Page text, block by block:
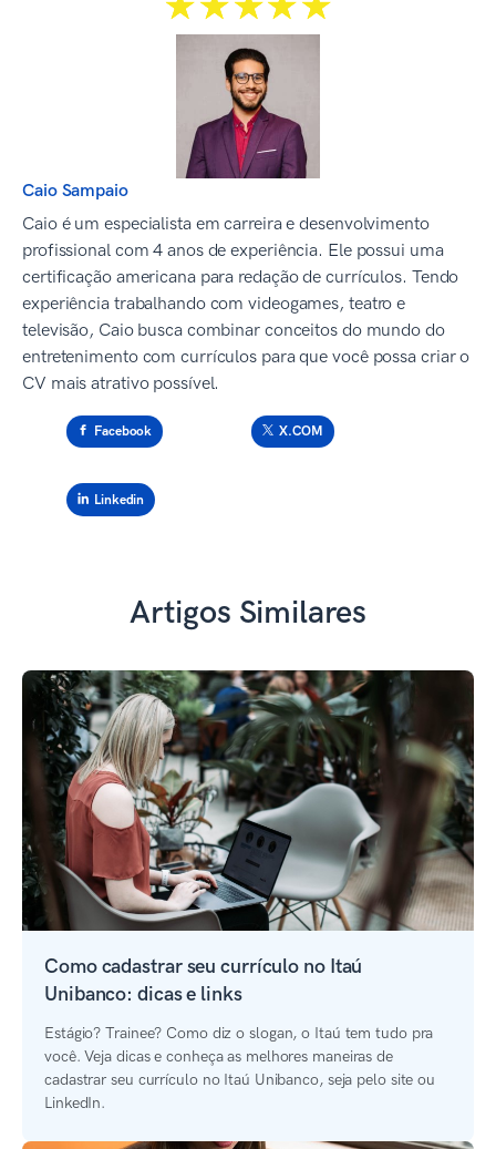
☆☆☆☆☆
★★★★★
Caio Sampaio
Caio é um especialista em carreira e desenvolvimento
profissional com 4 anos de experiência. Ele possui uma
certificação americana para redação de currículos. Tendo
experiência trabalhando com videogames, teatro e
televisão, Caio busca combinar conceitos do mundo do
entretenimento com currículos para que você possa criar o
CV mais atrativo possível.
Facebook X.COM
Linkedin
Artigos Similares
Como cadastrar seu currículo no Itaú
Unibanco: dicas e links
Estágio? Trainee? Como diz o slogan, o Itaú tem tudo pra
você. Veja dicas e conheça as melhores maneiras de
cadastrar seu currículo no Itaú Unibanco, seja pelo site ou
LinkedIn.